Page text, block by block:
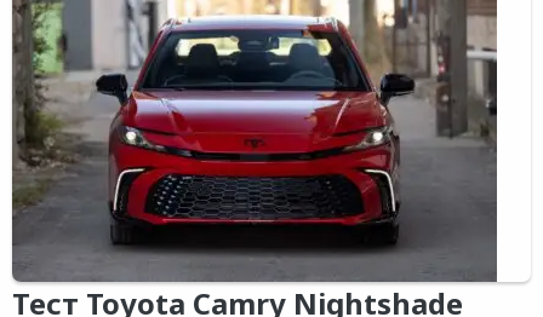
Тест Toyota Camry Nightshade